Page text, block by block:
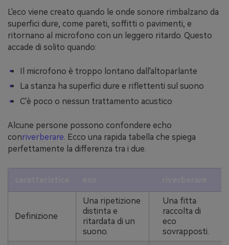
L'eco viene creato quando le onde sonore rimbalzano da
superfici dure, come pareti, soffitti o pavimenti, e
ritornano al microfono con un leggero ritardo. Questo
accade di solito quando:
Il microfono è troppo lontano dall'altoparlante
La stanza ha superfici dure e riflettenti sul suono
C'è poco o nessun trattamento acustico
Alcune persone possono confondere echo
conriverberare. Ecco una rapida tabella che spiega
perfettamente la differenza tra i due.
Definizione
Una ripetizione
distinta e
ritardata di un
suono.
Una fitta
raccolta di
eco
sovrapposti.